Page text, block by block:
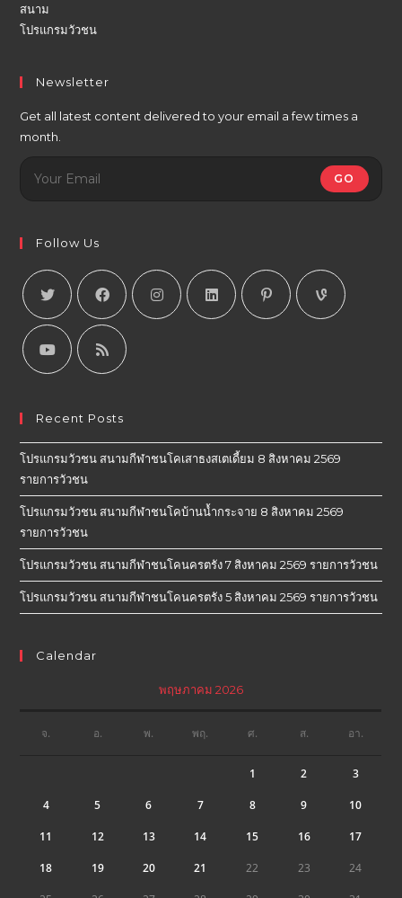
สนาม
โปรแกรมวัวชน
Newsletter
Get all latest content delivered to your email a few times a
month.
GO
Follow Us
Recent Posts
โปรแกรมวัวชน สนามกีฬาชนโคเสาธงสเตเดี้ยม 8 สิงหาคม 2569
รายการวัวชน
โปรแกรมวัวชน สนามกีฬาชนโคบ้านน้ำกระจาย 8 สิงหาคม 2569
รายการวัวชน
โปรแกรมวัวชน สนามกีฬาชนโคนครตรัง 7 สิงหาคม 2569 รายการวัวชน
โปรแกรมวัวชน สนามกีฬาชนโคนครตรัง 5 สิงหาคม 2569 รายการวัวชน
Calendar
พฤษภาคม 2026
จ. อ. พ. พฤ. ศ. ส. อา.
1 2 3
4 5 6 7 8 9 10
11 12 13 14 15 16 17
18 19 20 21 22 23 24